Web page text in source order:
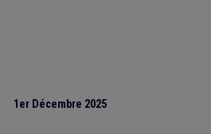
1er Décembre 2025